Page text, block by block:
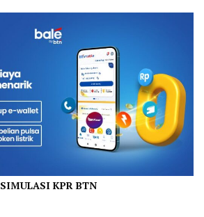
SIMULASI KPR BTN